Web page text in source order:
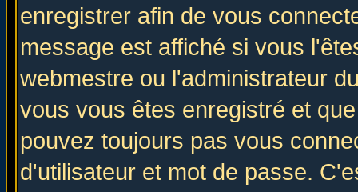
enregistrer afin de vous
message est affiché si vous
webmestre ou l'administrateur
vous vous êtes enregistré et
pouvez toujours pas vous
d'utilisateur et mot de passe.